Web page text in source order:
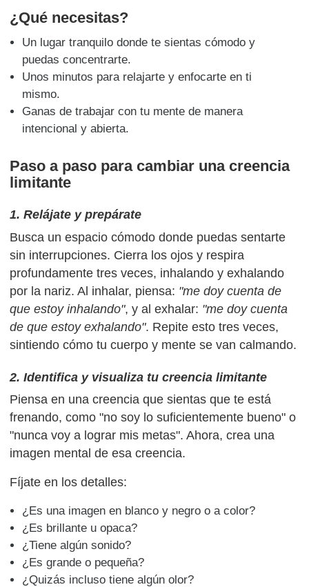
¿Qué necesitas?
Un lugar tranquilo donde te sientas cómodo y
puedas concentrarte.
Unos minutos para relajarte y enfocarte en ti
mismo.
Ganas de trabajar con tu mente de manera
intencional y abierta.
Paso a paso para cambiar una creencia
limitante
1. Relájate y prepárate
Busca un espacio cómodo donde puedas sentarte
sin interrupciones. Cierra los ojos y respira
profundamente tres veces, inhalando y exhalando
por la nariz. Al inhalar, piensa: "me doy cuenta de
que estoy inhalando", y al exhalar: "me doy cuenta
de que estoy exhalando". Repite esto tres veces,
sintiendo cómo tu cuerpo y mente se van calmando.
2. Identifica y visualiza tu creencia limitante
Piensa en una creencia que sientas que te está
frenando, como "no soy lo suficientemente bueno" o
"nunca voy a lograr mis metas". Ahora, crea una
imagen mental de esa creencia.
Fíjate en los detalles:
¿Es una imagen en blanco y negro o a color?
¿Es brillante u opaca?
¿Tiene algún sonido?
¿Es grande o pequeña?
¿Quizás incluso tiene algún olor?